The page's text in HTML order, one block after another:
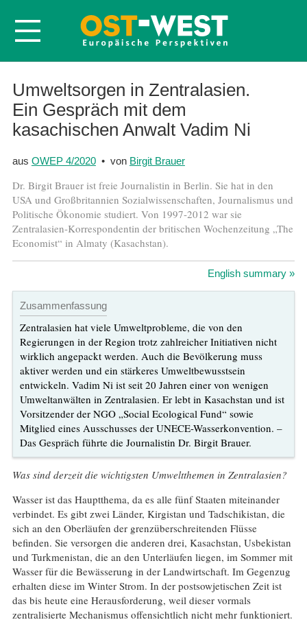
Startseite
Über OWEP
Volltexte
Probeheft
Abonnieren
Kontakt
Umweltsorgen in Zentralasien.
Ein Gespräch mit dem
kasachischen Anwalt Vadim Ni
aus OWEP 4/2020• von Birgit Brauer
Dr. Birgit Brauer ist freie Journalistin in Berlin. Sie hat in den
USA und Großbritannien Sozialwissenschaften, Journalismus und
Politische Ökonomie studiert. Von 1997-2012 war sie
Zentralasien-Korrespondentin der britischen Wochenzeitung „The
Economist“ in Almaty (Kasachstan).
English summary »
Zusammenfassung
Zentralasien hat viele Umweltprobleme, die von den
Regierungen in der Region trotz zahlreicher Initiativen nicht
wirklich angepackt werden. Auch die Bevölkerung muss
aktiver werden und ein stärkeres Umweltbewusstsein
entwickeln. Vadim Ni ist seit 20 Jahren einer von wenigen
Umweltanwälten in Zentralasien. Er lebt in Kasachstan und ist
Vorsitzender der NGO „Social Ecological Fund“ sowie
Mitglied eines Ausschusses der UNECE-Wasserkonvention. –
Das Gespräch führte die Journalistin Dr. Birgit Brauer.
Was sind derzeit die wichtigsten Umweltthemen in Zentralasien?
Wasser ist das Hauptthema, da es alle fünf Staaten miteinander
verbindet. Es gibt zwei Länder, Kirgistan und Tadschikistan, die
sich an den Oberläufen der grenzüberschreitenden Flüsse
befinden. Sie versorgen die anderen drei, Kasachstan, Usbekistan
und Turkmenistan, die an den Unterläufen liegen, im Sommer mit
Wasser für die Bewässerung in der Landwirtschaft. Im Gegenzug
erhalten diese im Winter Strom. In der postsowjetischen Zeit ist
das bis heute eine Herausforderung, weil dieser vormals
zentralisierte Mechanismus offensichtlich nicht mehr funktioniert.